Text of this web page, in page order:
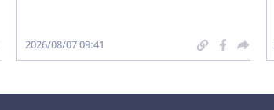
2026/08/07 09:41